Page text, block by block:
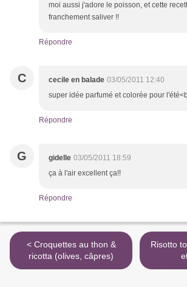
moi aussi j'adore le poisson, et cette
franchement saliver !!
Répondre
C cecile en balade 03/05/2011 12:40
super idée parfumé et colorée pour
Répondre
G gidelle 03/05/2011 18:59
ça à l'air excellent ça!!
Répondre
< Croquettes au thon &
ricotta (olives, câpres)
Risotto